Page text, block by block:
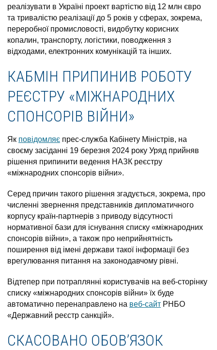
реалізувати в Україні проект вартістю від 12 млн євро
та тривалістю реалізації до 5 років у сферах, зокрема,
переробної промисловості, видобутку корисних
копалин, транспорту, логістики, поводження з
відходами, електронних комунікацій та інших.
КАБМІН ПРИПИНИВ РОБОТУ
РЕЄСТРУ «МІЖНАРОДНИХ
СПОНСОРІВ ВІЙНИ»
Як повідомляє прес-служба Кабінету Міністрів, на
своєму засіданні 19 березня 2024 року Уряд прийняв
рішення припинити ведення НАЗК реєстру
«міжнародних спонсорів війни».
Серед причин такого рішення згадується, зокрема, про
численні звернення представників дипломатичного
корпусу країн-партнерів з приводу відсутності
нормативної бази для існування списку «міжнародних
спонсорів війни», а також про неприйнятність
поширення від імені держави такої інформації без
врегулювання питання на законодавчому рівні.
Відтепер при потраплянні користувачів на веб-сторінку
списку «міжнародних спонсорів війни» їх буде
автоматично перенаправлено на веб-сайт РНБО
«Державний реєстр санкцій».
СКАСОВАНО ОБОВ’ЯЗОК